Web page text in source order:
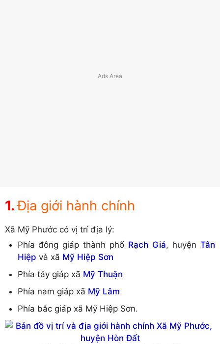
Địa giới hành chính
Xã Mỹ Phước có vị trí địa lý:
Phía đông giáp thành phố Rạch Giá, huyện Tân
Hiệp và xã Mỹ Hiệp Sơn
Phía tây giáp xã Mỹ Thuận
Phía nam giáp xã Mỹ Lâm
Phía bắc giáp xã Mỹ Hiệp Sơn.